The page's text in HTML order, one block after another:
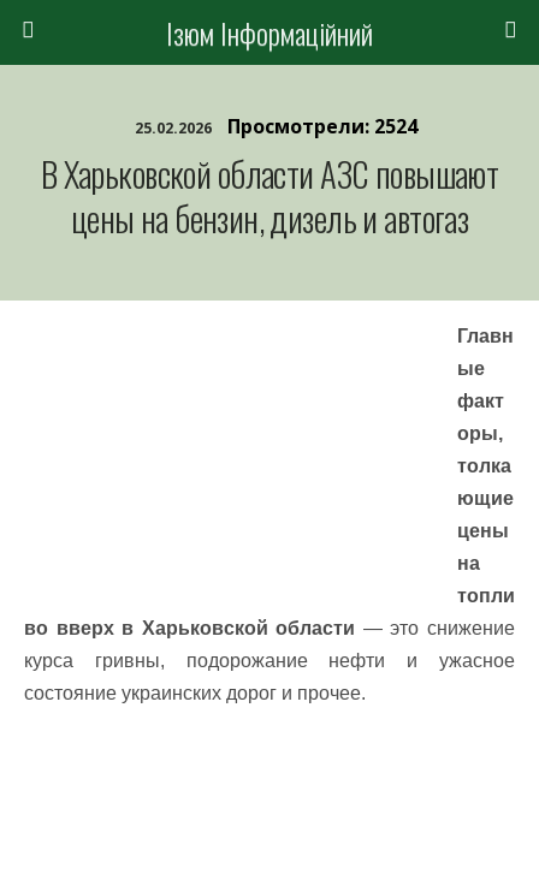
Ізюм Інформаційний
25.02.2026 Просмотрели: 2524
В Харьковской области АЗС повышают
цены на бензин, дизель и автогаз
Главн
ые
факт
оры,
толка
ющие
цены
на
топли
во вверх в Харьковской области — это снижение
курса гривны, подорожание нефти и ужасное
состояние украинских дорог и прочее.